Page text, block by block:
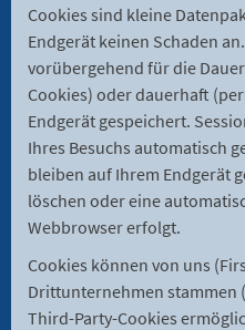
Cookies sind kleine
Endgerät keinen Schaden
vorübergehend für die
Cookies) oder dauerhaft
Endgerät gespeichert.
Ihres Besuchs automatisch
bleiben auf Ihrem Endgerät
löschen oder eine
Webbrowser erfolgt.
Cookies können von uns
Drittunternehmen stammen
Third-Party-Cookies